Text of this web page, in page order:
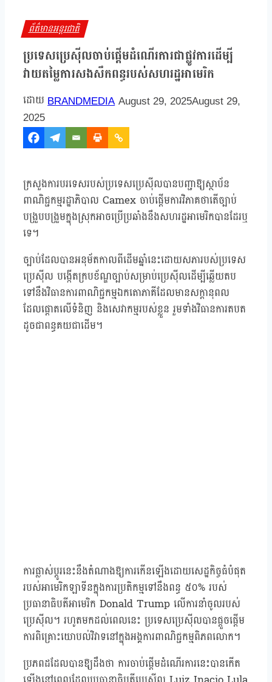
ព័ត៌មានអន្តរជាតិ
ប្រទេសប្រេស៊ីលចាប់ផ្តើមដំណើរការជាផ្លូវការដើម្បី
វាយតម្លៃការសងសឹកពន្ធរបស់សហរដ្ឋអាមេរិក
BRANDMEDIA August 29, 2025August 29,
2025
ក្រសួងការបរទេសរបស់ប្រទេសប្រេស៊ីលបានបញ្ជាឱ្យស្ថាប័ន
ពាណិជ្ជកម្មរដ្ឋាភិបាល Camex ចាប់ផ្តើមការវិភាគថាតើច្បាប់
បង្រួបបង្រួមក្នុងស្រុកអាចប្រើប្រឆាំងនឹងសហរដ្ឋអាមេរិកបានដែរឬ
ទេ។
ច្បាប់ដែលបានអនុម័តកាលពីដើមឆ្នាំនេះដោយសភារបស់ប្រទេស
ប្រេស៊ីល បង្កើតក្របខ័ណ្ឌច្បាប់សម្រាប់ប្រេស៊ីលដើម្បីឆ្លើយតប
ទៅនឹងវិធានការពាណិជ្ជកម្មឯកតោភាគីដែលមានសក្តានុពល
ដែលផ្តោតលើទំនិញ និងសេវាកម្មរបស់ខ្លួន រួមទាំងវិធានការតបត
ដូចជាពន្ធគយជាដើម។
ការផ្លាស់ប្តូរនេះនឹងតំណាងឱ្យការកើនឡើងដោយសេដ្ឋកិច្ចធំបំផុត
របស់អាមេរិកឡាទីនក្នុងការប្រតិកម្មទៅនឹងពន្ធ ៥០% របស់
ប្រធានាធិបតីអាមេរិក Donald Trump លើការនាំចូលរបស់
ប្រេស៊ីល។ រហូតមកដល់ពេលនេះ ប្រទេសប្រេស៊ីលបានផ្តួចផ្តើម
ការពិគ្រោះយោបល់វិវាទនៅក្នុងអង្គការពាណិជ្ជកម្មពិភពលោក។
ប្រភពដដែលបានឱ្យដឹងថា ការចាប់ផ្តើមដំណើរការនេះបានកើត